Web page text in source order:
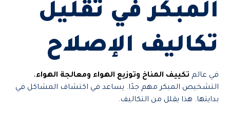
المبكر في تقليل
تكاليف الإصلاح
في عالم تكييف المناخ وتوزيع الهواء ومعالجة الهواء،
التشخيص المبكر مهم جدًا. يساعد في اكتشاف المشاكل في
بدايتها. هذا يقلل من التكاليف.